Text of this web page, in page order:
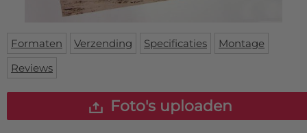
Skateboard deck
Inloggen
WhatsApp
Formaten Verzending Specificaties
Montage
Reviews
Foto's uploaden